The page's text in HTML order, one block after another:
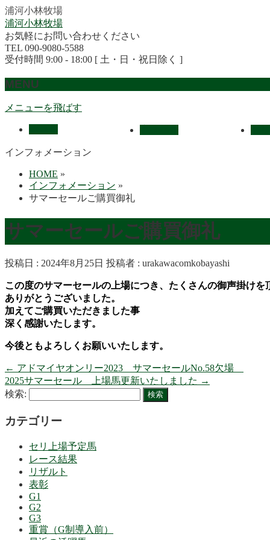
浦河小林牧場
浦河小林牧場
お気軽にお問い合わせください
TEL 090-9080-5588
受付時間 9:00 - 18:00 [ 土・日・祝日除く ]
MENU
メニューを飛ばす
インフォメーション
HOME »
インフォメーション »
サマーセールご購買御礼
サマーセールご購買御礼
投稿日 : 2024年8月25日 投稿者 : urakawacomkobayashi
この度のサマーセールの上場につき、たくさんの御声掛けを
ありがとうございました。
加えてご購買いただきました事
深く感謝いたします。
今後ともよろしくお願いいたします。
← アドマイヤオンリー2023 サマーセールNo.58欠場
2025サマーセール 上場馬更新いたしました →
検索:
カテゴリー
セリ上場予定馬
レース結果
リザルト
表彰
G1
G2
G3
重賞（G制導入前）